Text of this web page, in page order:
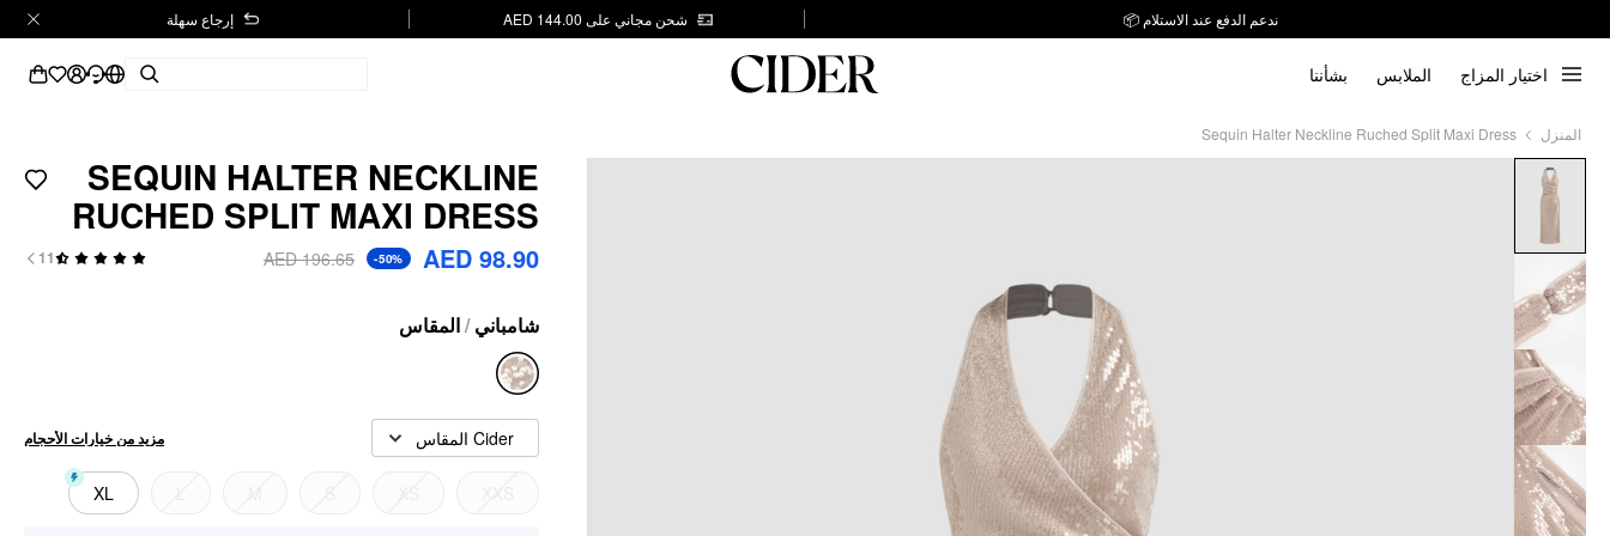
ندعم الدفع عند الاستلام 📦 شحن مجاني على AED 144.00 إرجاع سهلة
اختيار المزاج الملابس بشأننا
المنزل Sequin Halter Neckline Ruched Split Maxi Dress
SEQUIN HALTER NECKLINE
RUCHED SPLIT MAXI DRESS
AED 98.90
-50%
AED 196.65
11
شامباني /المقاس
Cider المقاس مزيد من خيارات الأحجام
XL